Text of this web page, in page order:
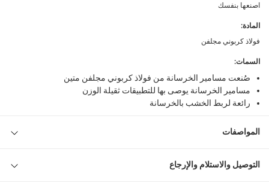
اصنعها بنفسك
المادة:
فولاذ كربوني مجلفن
السمات:
صُنعت مسامير الخرسانة من فولاذ كربوني مجلفن متين
مسامير الخرسانة يوصى بها للتطبيقات ثقيلة الوزن
رائعة لربط الخشب بالخرسانة
المواصفات
التوصيل والاستلام والإرجاع